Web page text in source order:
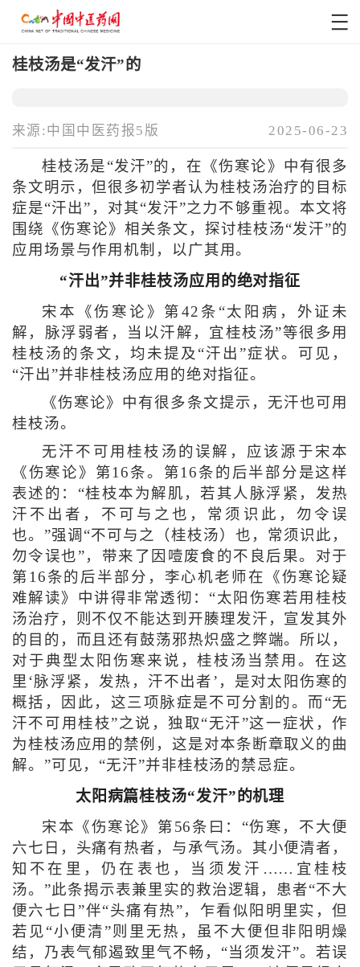
桂枝汤是“发汗”的
来源:中国中医药报5版 2025-06-23
桂枝汤是“发汗”的，在《伤寒论》中有很多
条文明示，但很多初学者认为桂枝汤治疗的目标
症是“汗出”，对其“发汗”之力不够重视。本文将
围绕《伤寒论》相关条文，探讨桂枝汤“发汗”的
应用场景与作用机制，以广其用。
“汗出”并非桂枝汤应用的绝对指征
宋本《伤寒论》第42条“太阳病，外证未
解，脉浮弱者，当以汗解，宜桂枝汤”等很多用
桂枝汤的条文，均未提及“汗出”症状。可见，
“汗出”并非桂枝汤应用的绝对指征。
《伤寒论》中有很多条文提示，无汗也可用
桂枝汤。
无汗不可用桂枝汤的误解，应该源于宋本
《伤寒论》第16条。第16条的后半部分是这样
表述的：“桂枝本为解肌，若其人脉浮紧，发热
汗不出者，不可与之也，常须识此，勿令误
也。”强调“不可与之（桂枝汤）也，常须识此，
勿令误也”，带来了因噎废食的不良后果。对于
第16条的后半部分，李心机老师在《伤寒论疑
难解读》中讲得非常透彻：“太阳伤寒若用桂枝
汤治疗，则不仅不能达到开腠理发汗，宣发其外
的目的，而且还有鼓荡邪热炽盛之弊端。所以，
对于典型太阳伤寒来说，桂枝汤当禁用。在这
里‘脉浮紧，发热，汗不出者’，是对太阳伤寒的
概括，因此，这三项脉症是不可分割的。而“无
汗不可用桂枝”之说，独取“无汗”这一症状，作
为桂枝汤应用的禁例，这是对本条断章取义的曲
解。”可见，“无汗”并非桂枝汤的禁忌症。
太阳病篇桂枝汤“发汗”的机理
宋本《伤寒论》第56条曰：“伤寒，不大便
六七日，头痛有热者，与承气汤。其小便清者，
知不在里，仍在表也，当须发汗……宜桂枝
汤。”此条揭示表兼里实的救治逻辑，患者“不大
便六七日”伴“头痛有热”，乍看似阳明里实，但
若见“小便清”则里无热，虽不大便但非阳明燥
结，乃表气郁遏致里气不畅，“当须发汗”。若误